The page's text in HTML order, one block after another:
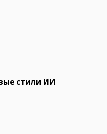
стили ИИ